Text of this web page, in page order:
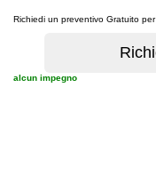
Richiedi un preventivo Gratuito per
alcun impegno